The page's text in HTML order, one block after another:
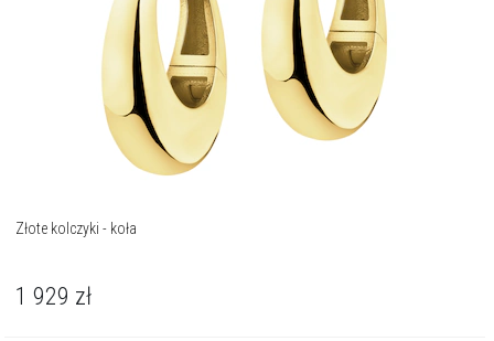
Złote kolczyki - koła
1 929 zł